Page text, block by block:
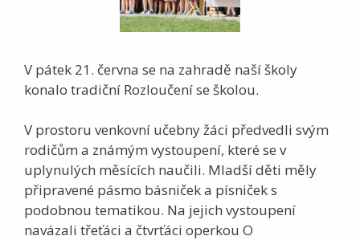
V pátek 21. června se na zahradě naší školy
konalo tradiční Rozloučení se školou.
V prostoru venkovní učebny žáci předvedli svým
rodičům a známým vystoupení, které se v
uplynulých měsících naučili. Mladší děti měly
připravené pásmo básniček a písniček s
podobnou tematikou. Na jejich vystoupení
navázali třeťáci a čtvrťáci operkou O